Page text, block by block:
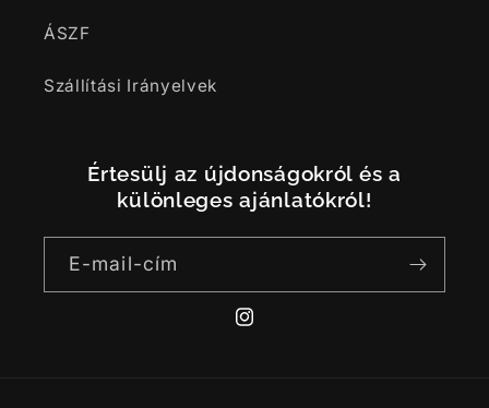
ÁSZF
Szállítási Irányelvek
Értesülj az újdonságokról és a
különleges ajánlatókról!
E-mail-cím
Instagram